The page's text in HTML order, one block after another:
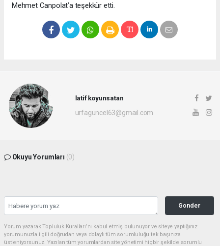
Mehmet Canpolat’a teşekkür etti.
latif koyunsatan
urfaguncel63@gmail.com
Okuyu Yorumları (0)
Gonder
Yorum yazarak Topluluk Kuralları’nı kabul etmiş bulunuyor ve siteye yaptığınız
yorumunuzla ilgili doğrudan veya dolaylı tüm sorumluluğu tek başınıza
üstleniyorsunuz. Yazılan tüm yorumlardan site yönetimi hiçbir şekilde sorumlu